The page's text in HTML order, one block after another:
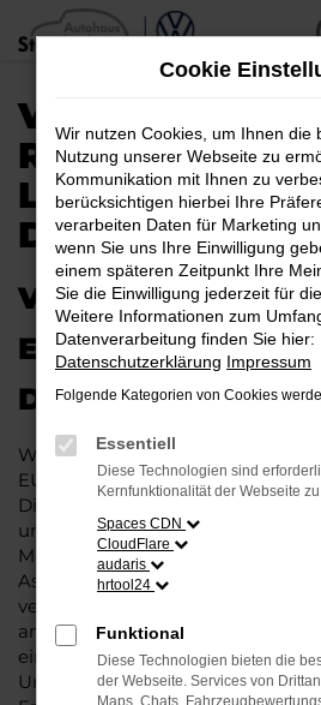
Zum
Hauptinhalt
VW EU-
REIMPORT |
LIEFERSERVICE
DÜSSELDORF
VW EU-
ERSTKLASSIG
DÜSSELDORF
Wenn Sie viel in Düsseldorf
EU-Neuwagen die beste Wahl,
Die Fahrzeuge bestechen durch
und die erstklassige
Modellgenerationen tragen
Assistenten und
vereinen auf diese Weise
angenehmes Fahrgefühl. Hinzu
einem VW EU-Neuwagen die
Umwelt in Ihrer Stadt schonen.
Cookie
Wir nutzen Cookies, um Ihnen die
Nutzung unserer Webseite zu
Kommunikation mit Ihnen zu
berücksichtigen hierbei Ihre
verarbeiten Daten für Marketing
wenn Sie uns Ihre Einwilligung
einem späteren Zeitpunkt Ihre
Sie die Einwilligung jederzeit für
Weitere Informationen zum
Datenverarbeitung finden Sie hier:
Datenschutzerklärung Impressum
Folgende Kategorien von Cookies
Essentiell
Diese Technologien sind
Kernfunktionalität der Webseite
Spaces CDN
CloudFlare
audaris
hrtool24
Funktional
Diese Technologien bieten die
der Webseite. Services von
Maps, Chats,